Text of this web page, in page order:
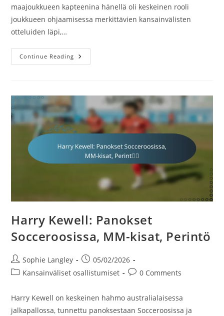
maajoukkueen kapteenina hänellä oli keskeinen rooli
joukkueen ohjaamisessa merkittävien kansainvälisten
otteluiden läpi,…
Continue Reading Mile
Jedinak:
Vaikutus
Harry Kewell: Panokset
Socceroosissa, MM-kisat, Perintö
Post
author:
Sophie Langley
Post
published:
05/02/2026
PostKansainväliset osallistumiset
Post0 Comments
Harry Kewell on keskeinen hahmo australialaisessa
jalkapallossa, tunnettu panoksestaan Socceroosissa ja